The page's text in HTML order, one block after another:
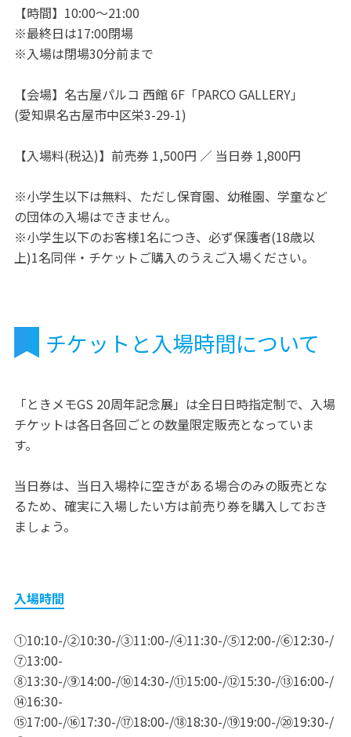
【時間】10:00～21:00
※最終日は17:00閉場
※入場は閉場30分前まで
【会場】名古屋パルコ 西館 6F「PARCO GALLERY」
(愛知県名古屋市中区栄3-29-1)
【入場料(税込)】前売券 1,500円 ／ 当日券 1,800円
※小学生以下は無料、ただし保育園、幼稚園、学童など
の団体の入場はできません。
※小学生以下のお客様1名につき、必ず保護者(18歳以
上)1名同伴・チケットご購入のうえご入場ください。
チケットと入場時間について
「ときメモGS 20周年記念展」は全日日時指定制で、入場
チケットは各日各回ごとの数量限定販売となっていま
す。
当日券は、当日入場枠に空きがある場合のみの販売とな
るため、確実に入場したい方は前売り券を購入しておき
ましょう。
入場時間
①10:10-/②10:30-/③11:00-/④11:30-/⑤12:00-/⑥12:30-/
⑦13:00-
⑧13:30-/⑨14:00-/⑩14:30-/⑪15:00-/⑫15:30-/⑬16:00-/
⑭16:30-
⑮17:00-/⑯17:30-/⑰18:00-/⑱18:30-/⑲19:00-/⑳19:30-/